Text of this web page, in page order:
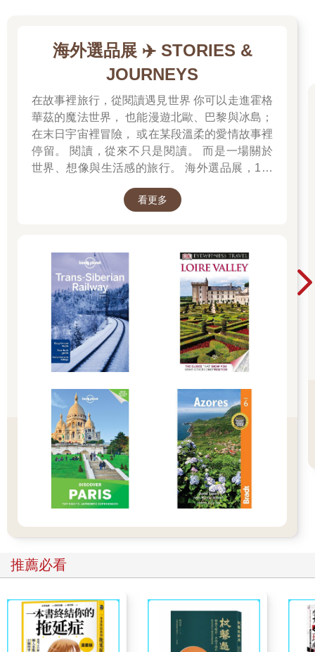
面，加以定期的鋤草整理環境，在每一個叉路口設立指標，使得
桃園大溪一帶的古道很快成為北台灣熱門的健行路線之一。
一般郊山為濫墾濫建所破壞而留下深刻印象，主要原因是這些古
道曾是慈湖靈寢管制區的一部分，蔣介石先生的靈櫬於民國六十
四年奉厝於此，直到民國八十七年才解除禁令，並縮小管制範
圍，而打鐵寮古道舊道所經過的後慈湖，則是到民國九十八年才
開放預約申請參觀。
百年後，我們可以緬懷伊能嘉矩先生昔時篳路藍縷的精神，追隨
他的腳步，來一趟古道懷舊之旅。
拜見水中土地公之路：大艽宮古道
【路線困難度】★
尋訪重點：回味一八九七年伊能嘉矩由頭寮入山的沿途景觀。
【走讀歷史】
一八九七年六月五日伊能嘉矩由大溪頭寮附近入山，開始了他的
北台灣番界踏查旅行。根據伊能嘉矩在《巡台日乘》上的敘述，
他們一行人在進入山區前，曾經在頭寮休息片刻後，再越過溪州
山。參閱西元一八九八至一九○四年間測繪的《台灣堡圖》，在頭
寮附近入山的路線即為大艽宮古道，所以伊氏有可能就是經由頭
寮，沿著大艽宮古道翻過溪州山稜。
【步道介紹 】
登山人常說的「鞍部」是地理學名詞，簡單來說就是兩山相連間
用鞍部來翻越橫亙的山稜。
「大艽宮古道」登山口位於頭寮大池附近的大艽宮，由此利用溪
州山稜線上的鞍部來翻越山稜，至石門水庫的環湖公路只要約四
十分鐘路程，是一條老少咸宜的路線。清光緒年間由附近墾荒者
所建立的廟宇「大艽宮」內供奉福德正神；而頭寮地區的地標
海外選品展 ✈️ STORIES &
JOURNEYS
在故事裡旅行，從閱讀遇見世界 你可以走進霍格
華茲的魔法世界， 也能漫遊北歐、巴黎與冰島；
在末日宇宙裡冒險， 或在某段溫柔的愛情故事裡
停留。 閱讀，從來不只是閱讀。 而是一場關於
世界、想像與生活感的旅行。 海外選品展，1折
看更多
推薦必看